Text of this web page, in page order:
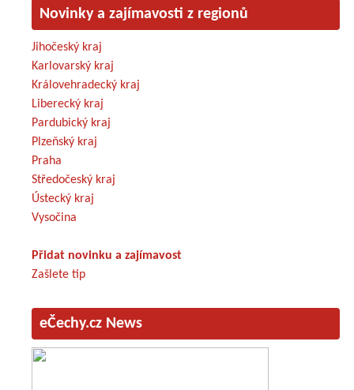
Novinky a zajímavosti z regionů
Jihočeský kraj
Karlovarský kraj
Královehradecký kraj
Liberecký kraj
Pardubický kraj
Plzeňský kraj
Praha
Středočeský kraj
Ústecký kraj
Vysočina
Přidat novinku a zajímavost
Zašlete tip
eČechy.cz News